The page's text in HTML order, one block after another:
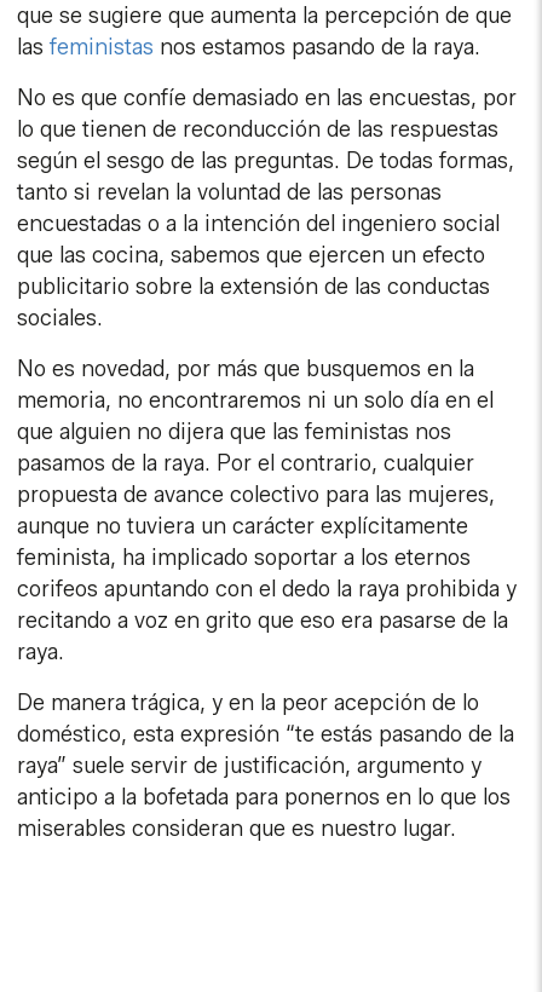
que se sugiere que aumenta la percepción de que
lasfeministas nos estamos pasando de la raya.
No es que confíe demasiado en las encuestas, por
lo que tienen de reconducción de las respuestas
según el sesgo de las preguntas. De todas formas,
tanto si revelan la voluntad de las personas
encuestadas o a la intención del ingeniero social
que las cocina, sabemos que ejercen un efecto
publicitario sobre la extensión de las conductas
sociales.
No es novedad, por más que busquemos en la
memoria, no encontraremos ni un solo día en el
que alguien no dijera que las feministas nos
pasamos de la raya. Por el contrario, cualquier
propuesta de avance colectivo para las mujeres,
aunque no tuviera un carácter explícitamente
feminista, ha implicado soportar a los eternos
corifeos apuntando con el dedo la raya prohibida y
recitando a voz en grito que eso era pasarse de la
raya.
De manera trágica, y en la peor acepción de lo
doméstico, esta expresión “te estás pasando de la
raya” suele servir de justificación, argumento y
anticipo a la bofetada para ponernos en lo que los
miserables consideran que es nuestro lugar.